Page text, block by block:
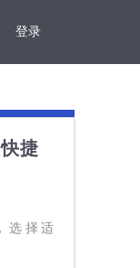
登录
捷
选择适